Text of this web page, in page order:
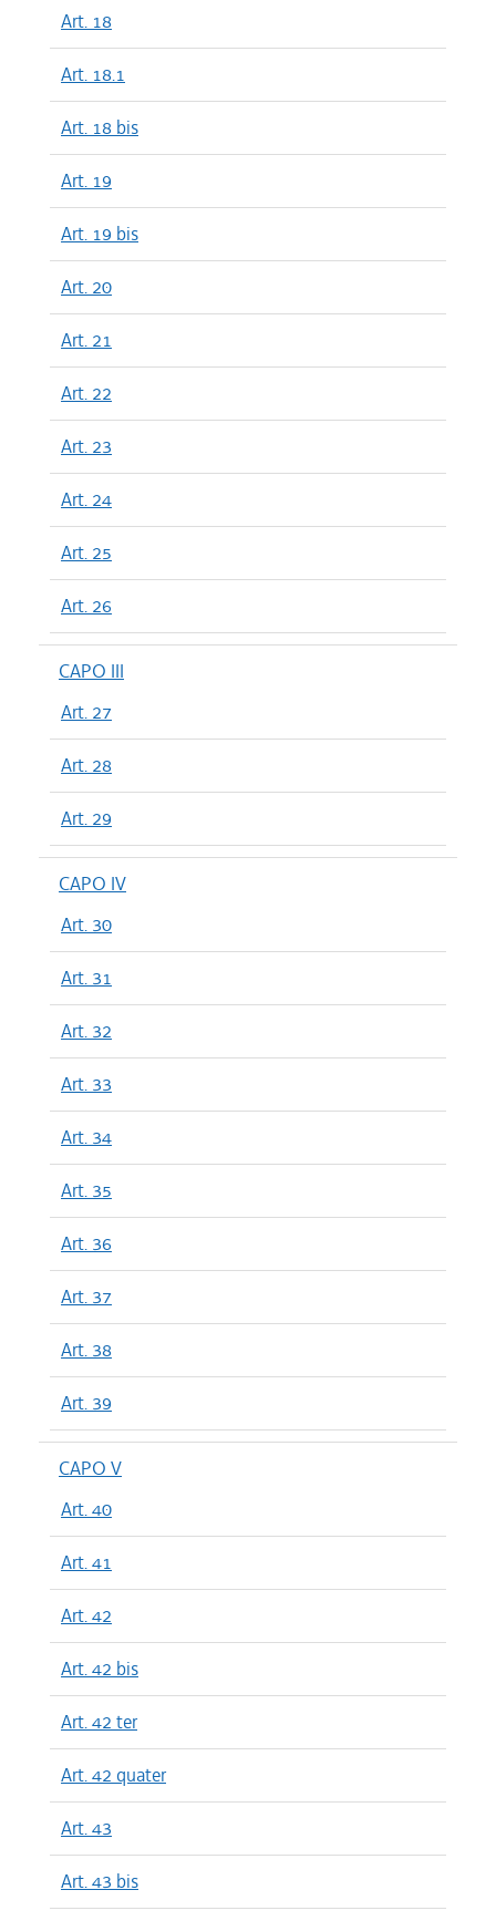
Art. 18
Art. 18.1
Art. 18 bis
Art. 19
Art. 19 bis
Art. 20
Art. 21
Art. 22
Art. 23
Art. 24
Art. 25
Art. 26
CAPO III
Art. 27
Art. 28
Art. 29
CAPO IV
Art. 30
Art. 31
Art. 32
Art. 33
Art. 34
Art. 35
Art. 36
Art. 37
Art. 38
Art. 39
CAPO V
Art. 40
Art. 41
Art. 42
Art. 42 bis
Art. 42 ter
Art. 42 quater
Art. 43
Art. 43 bis